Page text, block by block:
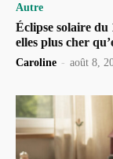
Autre
Éclipse solaire du
elles plus cher
Caroline - août 8,